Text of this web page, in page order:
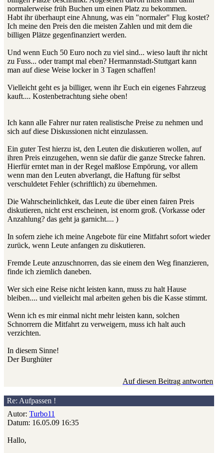
normalerweise früh Buchen um einen Platz zu bekommen.
Habt ihr überhaupt eine Ahnung, was ein "normaler" Flug kostet?
Ich meine den Preis den die meisten Zahlen und mit dem die
billigen Plätze gegenfinanziert werden.
Und wenn Euch 50 Euro noch zu viel sind... wieso lauft ihr nicht
zu Fuss... oder trampt mal eben? Hermannstadt-Stuttgart kann
man auf diese Weise locker in 3 Tagen schaffen!
Vielleicht geht es ja billiger, wenn ihr Euch ein eigenes Fahrzeug
kauft.... Kostenbetrachtung siehe oben!
Ich kann alle Fahrer nur raten realistische Preise zu nehmen und
sich auf diese Diskussionen nicht einzulassen.
Ein guter Test hierzu ist, den Leuten die diskutieren wollen, auf
ihren Preis einzugehen, wenn sie dafür die ganze Strecke fahren.
Hierfür erntet man in der Regel maßlose Empörung, vor allem
wenn man den Leuten abverlangt, die Haftung für selbst
verschuldetet Fehler (schriftlich) zu übernehmen.
Die Wahrscheinlichkeit, das Leute die über einen fairen Preis
diskutieren, nicht erst erscheinen, ist enorm groß. (Vorkasse oder
Anzahlung? das geht ja garnicht.... )
In sofern ziehe ich meine Angebote für eine Mitfahrt sofort wieder
zurück, wenn Leute anfangen zu diskutieren.
Fremde Leute anzuschnorren, das sie einem den Weg finanzieren,
finde ich ziemlich daneben.
Wer sich eine Reise nicht leisten kann, muss zu halt Hause
bleiben.... und vielleicht mal arbeiten gehen bis die Kasse stimmt.
Wenn ich es mir einmal nicht mehr leisten kann, solchen
Schnorrern die Mitfahrt zu verweigern, muss ich halt auch
verzichten.
In diesem Sinne!
Der Burghüter
Auf diesen Beitrag antworten
Re: Aufpassen !
Autor: Turbo11
Datum: 16.05.09 16:35
Hallo,